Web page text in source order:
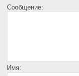
Сообщение:
Имя: